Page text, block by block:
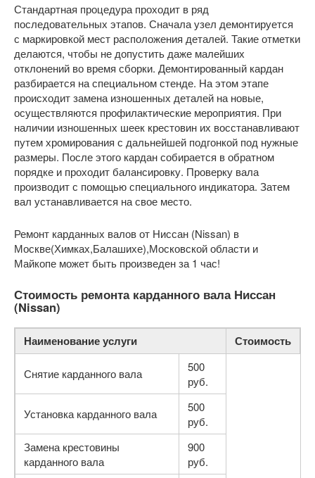
Стандартная процедура проходит в ряд
последовательных этапов. Сначала узел демонтируется
с маркировкой мест расположения деталей. Такие отметки
делаются, чтобы не допустить даже малейших
отклонений во время сборки. Демонтированный кардан
разбирается на специальном стенде. На этом этапе
происходит замена изношенных деталей на новые,
осуществляются профилактические мероприятия. При
наличии изношенных шеек крестовин их восстанавливают
путем хромирования с дальнейшей подгонкой под нужные
размеры. После этого кардан собирается в обратном
порядке и проходит балансировку. Проверку вала
производит с помощью специального индикатора. Затем
вал устанавливается на свое место.
Ремонт карданных валов от Ниссан (Nissan) в
Москве(Химках,Балашихе),Московской области и
Майкопе может быть произведен за 1 час!
Стоимость ремонта карданного вала Ниссан
(Nissan)
Наименование услуги Стоимость
Снятие карданного вала
500
руб.
Установка карданного вала
500
руб.
Замена крестовины
карданного вала
900
руб.